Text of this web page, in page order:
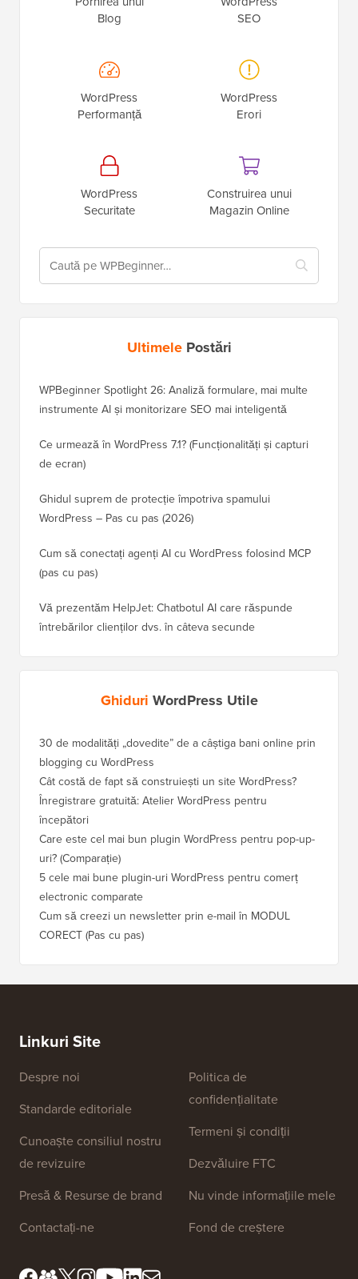
Blog
SEO
WordPress
Performanță
WordPress
Erori
WordPress
Securitate
Construirea unui
Magazin Online
UltimelePostări
WPBeginner Spotlight 26: Analiză formulare, mai multe
instrumente AI și monitorizare SEO mai inteligentă
Ce urmează în WordPress 7.1? (Funcționalități și capturi
de ecran)
Ghidul suprem de protecție împotriva spamului
WordPress – Pas cu pas (2026)
Cum să conectați agenți AI cu WordPress folosind MCP
(pas cu pas)
Vă prezentăm HelpJet: Chatbotul AI care răspunde
întrebărilor clienților dvs. în câteva secunde
Ghiduri WordPress Utile
30 de modalități „dovedite” de a câștiga bani online prin
blogging cu WordPress
Cât costă de fapt să construiești un site WordPress?
Înregistrare gratuită: Atelier WordPress pentru
începători
Care este cel mai bun plugin WordPress pentru pop-up-
uri? (Comparație)
5 cele mai bune plugin-uri WordPress pentru comerț
electronic comparate
Linkuri Site
Despre noi
Standarde editoriale
Cunoaște consiliul nostru
Politica de
confidențialitate